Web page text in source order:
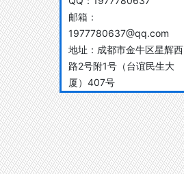
邮箱：
1977780637@qq.com
地址： 成都市金牛区星辉西
路2号附1号（台谊民生大
厦）407号